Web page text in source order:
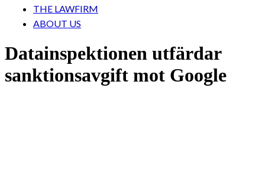
THE LAWFIRM
ABOUT US
Datainspektionen utfärdar
sanktionsavgift mot Google